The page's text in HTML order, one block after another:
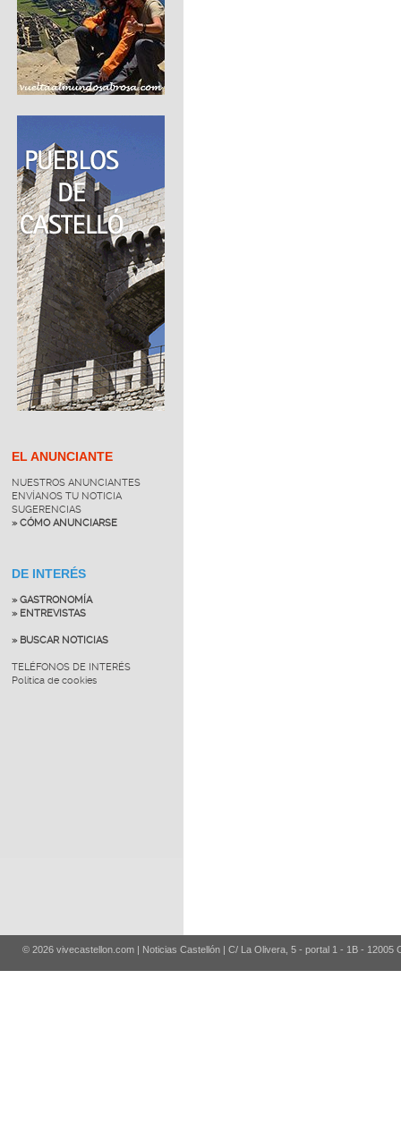
EL ANUNCIANTE
NUESTROS ANUNCIANTES
ENVÍANOS TU NOTICIA
SUGERENCIAS
» CÓMO ANUNCIARSE
DE INTERÉS
» GASTRONOMÍA
» ENTREVISTAS
» BUSCAR NOTICIAS
TELÉFONOS DE INTERÉS
Política de cookies
© 2026 vivecastellon.com | Noticias Castellón | C/ La Olivera, 5 - portal 1 - 1B - 12005